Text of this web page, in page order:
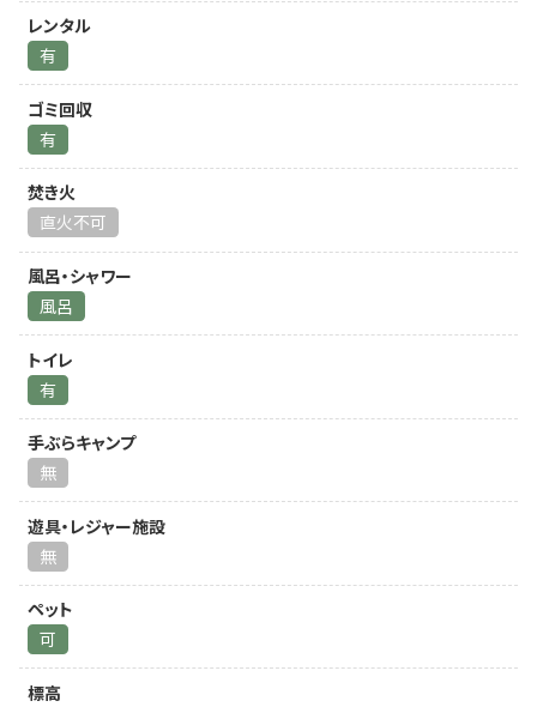
レンタル
有
ゴミ回収
有
焚き火
直火不可
風呂・シャワー
風呂
トイレ
有
手ぶらキャンプ
無
遊具・レジャー施設
無
ペット
可
標高